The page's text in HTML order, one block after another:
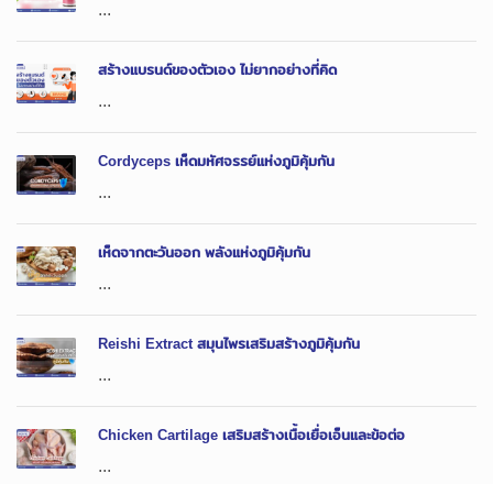
...
สร้างแบรนด์ของตัวเอง ไม่ยากอย่างที่คิด
...
Cordyceps เห็ดมหัศจรรย์แห่งภูมิคุ้มกัน
...
เห็ดจากตะวันออก พลังแห่งภูมิคุ้มกัน
...
Reishi Extract สมุนไพรเสริมสร้างภูมิคุ้มกัน
...
Chicken Cartilage เสริมสร้างเนื้อเยื่อเอ็นและข้อต่อ
...